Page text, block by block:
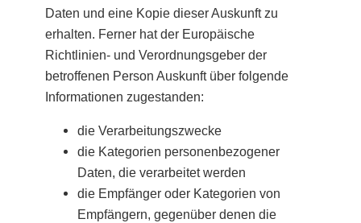
Daten und eine Kopie dieser Auskunft zu
erhalten. Ferner hat der Europäische
Richtlinien- und Verordnungsgeber der
betroffenen Person Auskunft über folgende
Informationen zugestanden:
die Verarbeitungszwecke
die Kategorien personenbezogener
Daten, die verarbeitet werden
die Empfänger oder Kategorien von
Empfängern, gegenüber denen die